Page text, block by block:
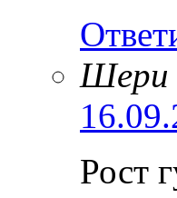
Шери
Рост